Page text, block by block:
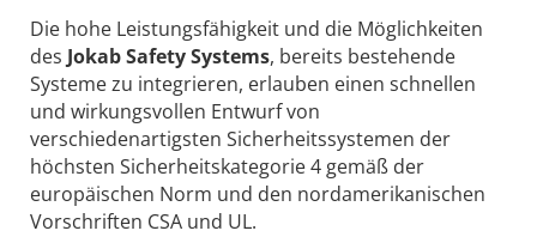
Die hohe Leistungsfähigkeit und die Möglichkeiten
des Jokab Safety Systems, bereits bestehende
Systeme zu integrieren, erlauben einen schnellen
und wirkungsvollen Entwurf von
verschiedenartigsten Sicherheitssystemen der
höchsten Sicherheitskategorie 4 gemäß der
europäischen Norm und den nordamerikanischen
Vorschriften CSA und UL.